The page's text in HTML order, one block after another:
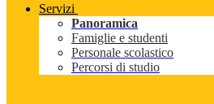
Servizi
Panoramica
Famiglie e studenti
Personale scolastico
Percorsi di studio